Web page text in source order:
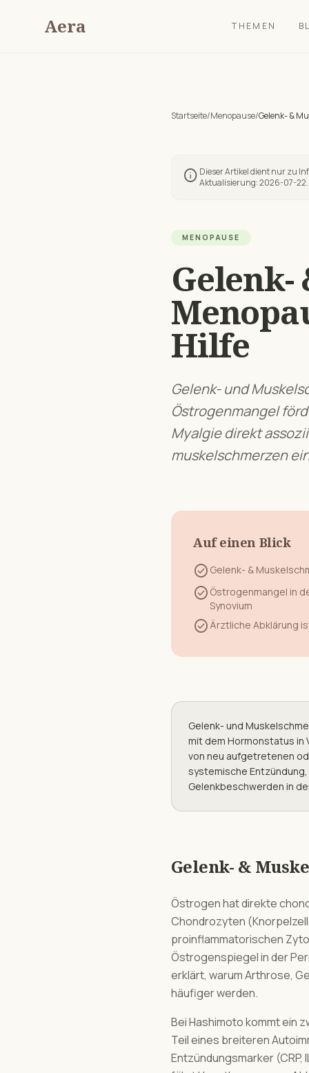
Aera THEMEN
Startseite/Menopause/Gelenk- &
info Dieser Artikel dient nur zu
Aktualisierung:2026-07-22.
MENOPAUSE
Gelenk-
Hilfe
Gelenk- und
Östrogenmangel
Myalgie direkt
muskelschmerzen
Auf einen Blick
check_circle Gelenk- &
check_circle Östrogenmangel in
Synovium
check_circleÄrztliche Abklärung
Gelenk- und
mit dem Hormonstatus in
von neu aufgetretenen
systemische
Gelenkbeschwerden in
Gelenk- &
Östrogen hat direkte
Chondrozyten
proinflammatorischen
Östrogenspiegel in der
erklärt, warum Arthrose,
häufiger werden.
Bei Hashimoto kommt ein
Teil eines breiteren
Entzündungsmarker